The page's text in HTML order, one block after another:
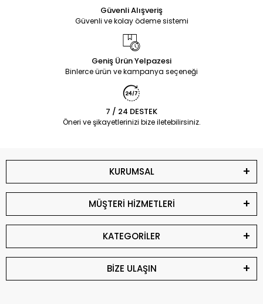
Güvenli Alışveriş
Güvenli ve kolay ödeme sistemi
Geniş Ürün Yelpazesi
Binlerce ürün ve kampanya seçeneği
7 / 24 DESTEK
Öneri ve şikayetlerinizi bize iletebilirsiniz.
KURUMSAL
MÜŞTERİ HİZMETLERİ
KATEGORİLER
BİZE ULAŞIN